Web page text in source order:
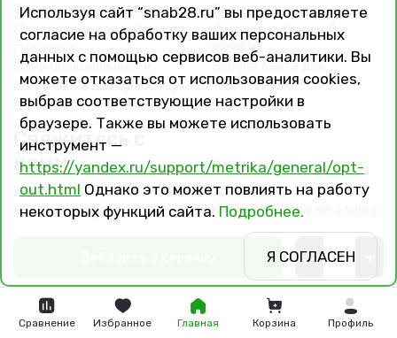
Сравнение Избранное Главная Корзина Профиль
-
Заказ, оплата, доставка
Подарочные сертификаты
конфиденциальности
Соглашение на обработку
персональных данных
Вакансии
Договор публичной
оферты
Версия сайта для
слабовидящих
Свяжитесь с
нами
Контакты
Магазины и филиалы
Разработано в
Используя сайт “snab28.ru” вы предоставляете
согласие на обработку ваших персональных
данных с помощью сервисов веб-аналитики. Вы
можете отказаться от использования cookies,
выбрав соответствующие настройки в
браузере. Также вы можете использовать
инструмент —
https://yandex.ru/support/metrika/general/opt-
out.html Однако это может повлиять на работу
некоторых функций сайта. Подробнее.
Я СОГЛАСЕН